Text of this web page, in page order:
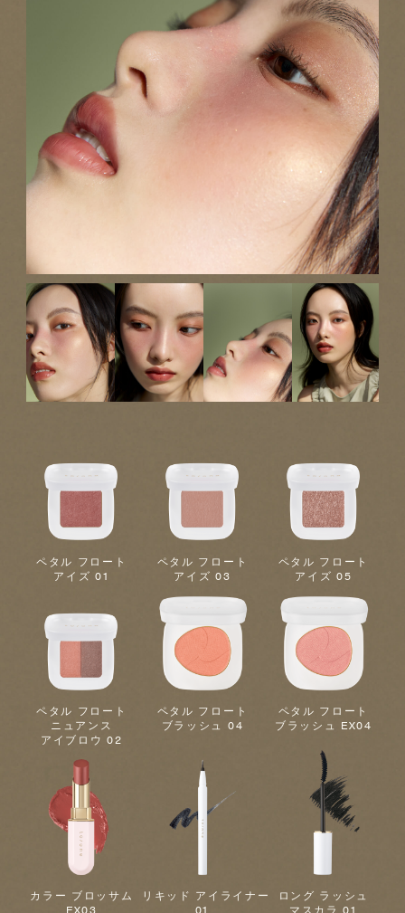
ペタル フロート
アイズ 01
ペタル フロート
アイズ 03
ペタル フロート
アイズ 05
ペタル フロート
ニュアンス
アイブロウ 02
ペタル フロート
ブラッシュ 04
ペタル フロート
ブラッシュ EX04
カラー ブロッサム
リキッド アイライナー
ロング ラッシュ